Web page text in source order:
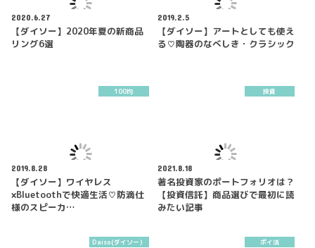
2020.6.27
【ダイソー】2020年夏の新商品
リング6選
2019.2.5
【ダイソー】アートとしても使え
る♡陶器のなべしき・クラシック
100均
2019.8.28
【ダイソー】ワイヤレス
×Bluetoothで快適生活♡防滴仕
様のスピーカ…
投資
2021.8.18
著名投資家のポートフォリオは？
【投資信託】商品選びで最初に読
みたい記事
Daiso(ダイソー） ポイ活